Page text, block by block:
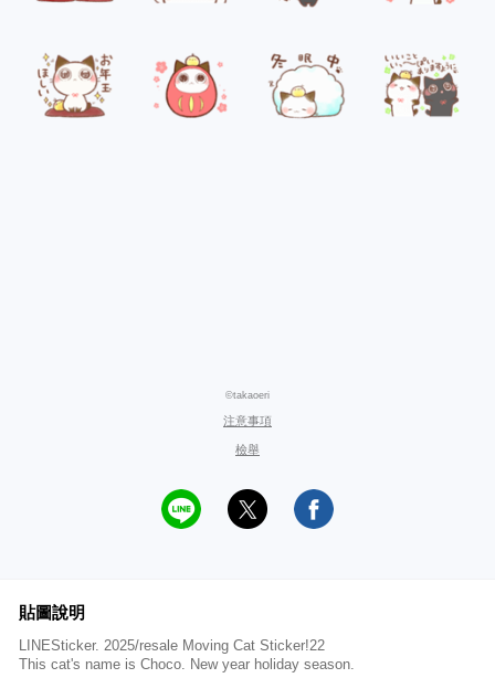
©takaoeri
注意事項
檢舉
貼圖說明
LINESticker. 2025/resale Moving Cat Sticker!22
This cat's name is Choco. New year holiday season.